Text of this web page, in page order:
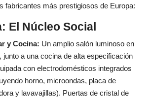
fabricantes más prestigiosos de Europa:
El Núcleo Social
y Cocina: Un amplio salón luminoso en
junto a una cocina de alta especificación
con electrodomésticos integrados
horno, microondas, placa de
y lavavajillas). Puertas de cristal de